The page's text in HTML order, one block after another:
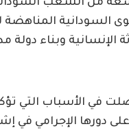
من الشعب
السودانية
الإنسانية وبناء دولة
في الأسباب التي
دورها الإجرامي في